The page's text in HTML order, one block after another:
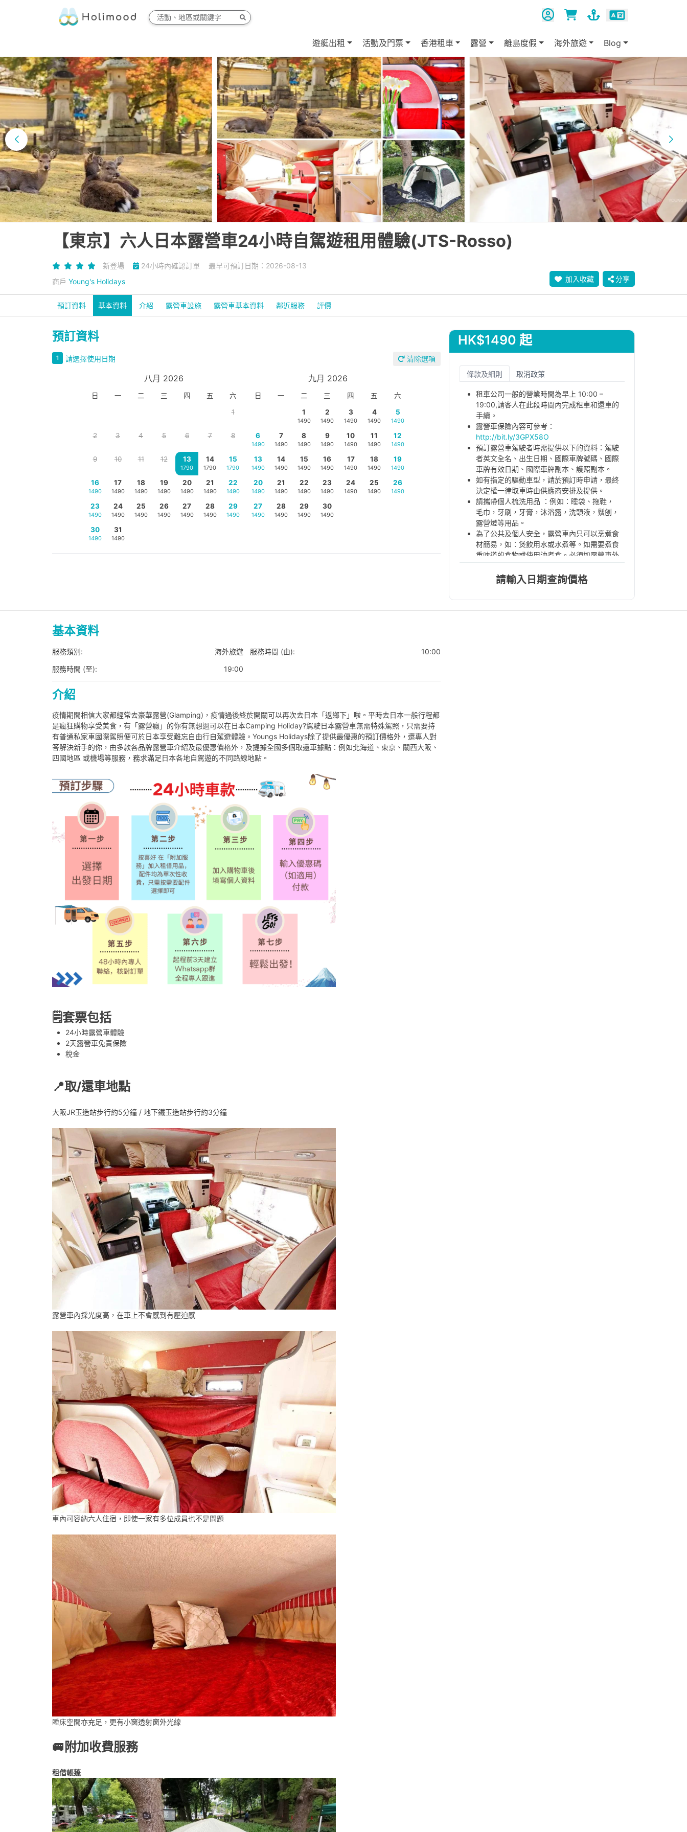
遊艇出租 活動及門票 香港租車 露營 離島度假 海外旅遊 Blog
【東京】六人日本露營車24小時自駕遊租用體驗(JTS-Rosso)
新登場 24小時內確認訂單
最早可預訂日期：2026-08-13
商戶 Young's Holidays 加入收藏 分享
預訂資料 基本資料 介紹 露營車設施 露營車基本資料 鄰近服務 評價
預訂資料
1 請選擇使用日期 清除選項
八月 2026
日 一 二 三 四 五
六
1
2 3 4 5 6 7 8
9 10 11 12 13
1790
14
1790
15
1790
16
1490
17
1490
18
1490
19
1490
20
1490
21
1490
22
1490
23
1490
24
1490
25
1490
26
1490
27
1490
28
1490
29
1490
30
1490
31
1490
九月 2026
日 一 二 三 四 五
六
1
1490
2
1490
3
1490
4
1490
5
1490
6
1490
7
1490
8
1490
9
1490
10
1490
11
1490
12
1490
13
1490
14
1490
15
1490
16
1490
17
1490
18
1490
19
1490
20
1490
21
1490
22
1490
23
1490
24
1490
25
1490
26
1490
27
1490
28
1490
29
1490
30
1490
HK$1490 起
條款及細則 取消政策
租車公司一般的營業時間為早上 10:00 –
19:00,請客人在此段時間內完成租車和還車的
手續。
露營車保險內容可參考：
http://bit.ly/3GPX58O
預訂露營車駕駛者時需提供以下的資料：駕駛
者英文全名、出生日期、國際車牌號碼、國際
車牌有效日期、國際車牌副本、護照副本。
如有指定的驅動車型，請於預訂時申請，最終
決定權一律取車時由供應商安排及提供。
請攜帶個人梳洗用品 ：例如：睡袋、拖鞋，
毛巾，牙刷，牙膏，沐浴露，洗頭液，鬚刨，
露營燈等用品。
為了公共及個人安全，露營車內只可以烹煮食
材簡易，如：煲飲用水或水煮等。如需要煮食
重味道的食物或使用油煮食。必須如露營車外
烹煮，‪敬請務必配合。
客人需妥善清洗已使用廚具/設施，否則供應
商有權收取清潔費。
客人需自行處理廚餘及帶有油份的水份，不得
於車內水槽倒入，否則供應商有權收取清潔
請輸入日期查詢價格
基本資料
服務類別: 海外旅遊 服務時間 (由):
10:00
服務時間 (至):
19:00
介紹
疫情期間相信大家都經常去豪華露營(Glamping) ，疫情過後終於開關可以再次去日本「返鄉下」啦。平時去日本一般行程都
是瘋狂購物享受美食，有「露營癮」的你有無想過可以在日本Camping Holiday?駕駛日本露營車無需特殊駕照，只需要持
有普通私家車國際駕照便可於日本享受難忘自由行自駕遊體驗。 Youngs Holidays除了提供最優惠的預訂價格外，還專人對
答解決新手的你，由多款各品牌露營車介紹及最優惠價格外，及提據全國多個取還車據點：例如北海道、東京、關西大阪、
四國地區 或機場等服務，務求滿足日本各地自駕遊的不同路線地點。
🗒️套票包括
24小時露營車體驗
2天露營車免責保險
稅金
📍取/還車地點
大阪JR玉造站步行約5分鐘 / 地下鐵玉造站步行約3分鐘
露營車內採光度高，在車上不會感到有壓迫感
車內可容納六人住宿，即使一家有多位成員也不是問題
睡床空間亦充足，更有小窗透射窗外光線
🚐附加收費服務
租借帳蓬